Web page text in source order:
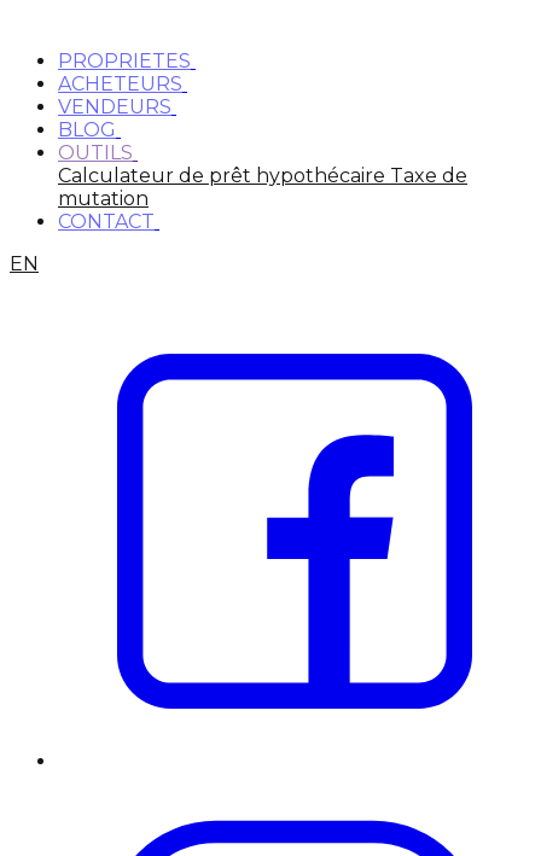
PROPRIETES
ACHETEURS
VENDEURS
BLOG
OUTILS
Calculateur de prêt hypothécaire Taxe de
mutation
CONTACT
EN